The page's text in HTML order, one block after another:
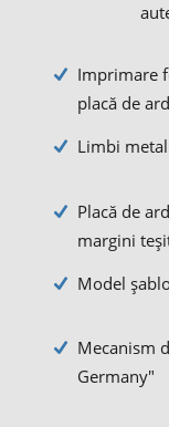
Imprimare
placă de
Limbi
Placă de
margini
Model
Mecanism
Germany"